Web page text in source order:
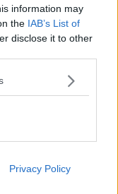
information may
the IAB’s List of
disclose it to other
Privacy Policy